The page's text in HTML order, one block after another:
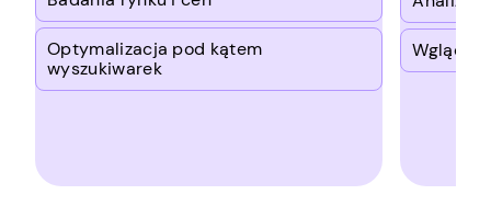
Optymalizacja pod kątem
wyszukiwarek
Wgląd w